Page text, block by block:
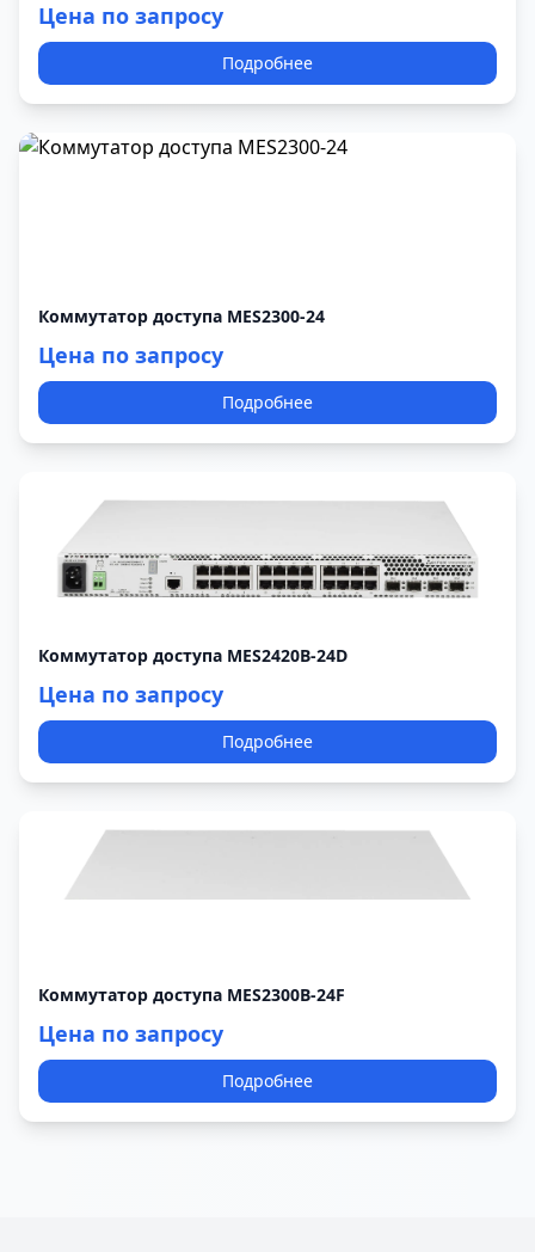
Цена по запросу
Подробнее
Коммутатор доступа MES2300-24
Цена по запросу
Подробнее
Коммутатор доступа MES2420B-24D
Цена по запросу
Подробнее
Коммутатор доступа MES2300B-24F
Цена по запросу
Подробнее